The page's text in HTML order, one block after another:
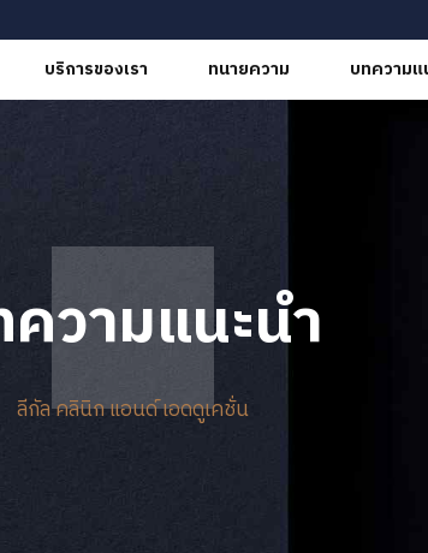
บริการของเรา ทนายความ บทความแ
วามแนะนำ
ลีกัล คลินิก แอนด์ เอดดูเคชั่น